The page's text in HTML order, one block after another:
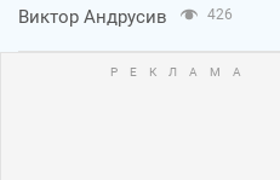
Виктор Андрусив 426